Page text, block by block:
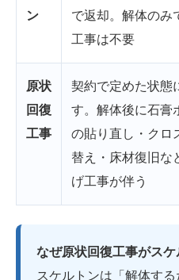
ン
で返却。解体のみ
工事は不要
原状
回復
工事
契約で定めた状態
す。解体後に石膏
の貼り直し・クロ
替え・床材復旧な
げ工事が伴う
なぜ原状回復工事がス
スケルトンは「解体す